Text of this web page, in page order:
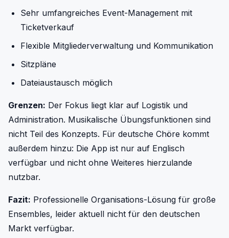
Sehr umfangreiches Event-Management mit
Ticketverkauf
Flexible Mitgliederverwaltung und Kommunikation
Sitzpläne
Dateiaustausch möglich
Grenzen: Der Fokus liegt klar auf Logistik und
Administration. Musikalische Übungsfunktionen sind
nicht Teil des Konzepts. Für deutsche Chöre kommt
außerdem hinzu: Die App ist nur auf Englisch
verfügbar und nicht ohne Weiteres hierzulande
nutzbar.
Fazit: Professionelle Organisations-Lösung für große
Ensembles, leider aktuell nicht für den deutschen
Markt verfügbar.